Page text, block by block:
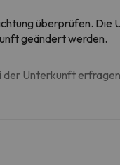
überprüfen.
geändert werden.
Unterkunft